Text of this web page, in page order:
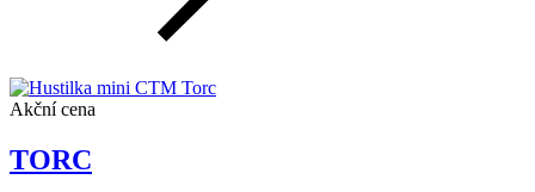
Akční cena
TORC